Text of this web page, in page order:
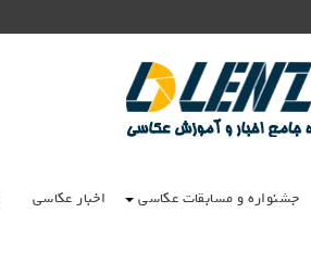
جشنواره و مسابقات عکاسی اخبار عکاسی